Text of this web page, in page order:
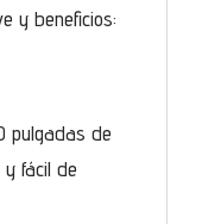
y beneficios:
pulgadas de
fácil de